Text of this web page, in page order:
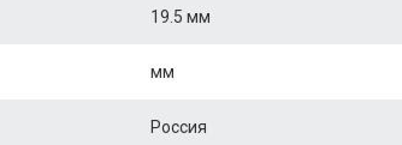
19.5 мм
мм
Россия